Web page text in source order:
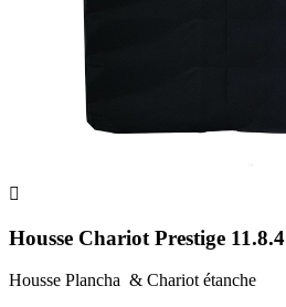

Housse Chariot Prestige 11.8.4
Housse Plancha & Chariot étanche